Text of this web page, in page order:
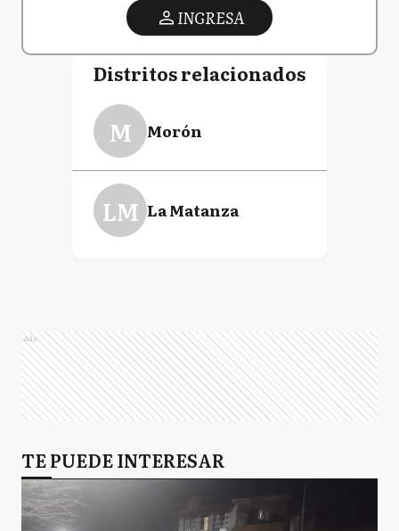
INGRESA
Distritos relacionados
M Morón
LM La Matanza
Ads
TE PUEDE INTERESAR